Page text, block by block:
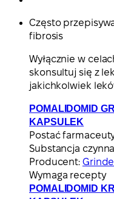
Często
fibrosis
Wyłącznie w
skonsultuj się z
jakichkolwiek
POMALIDOMID
KAPSULEK
Postać
Substancja
Producent:
Wymaga recepty
POMALIDOMID